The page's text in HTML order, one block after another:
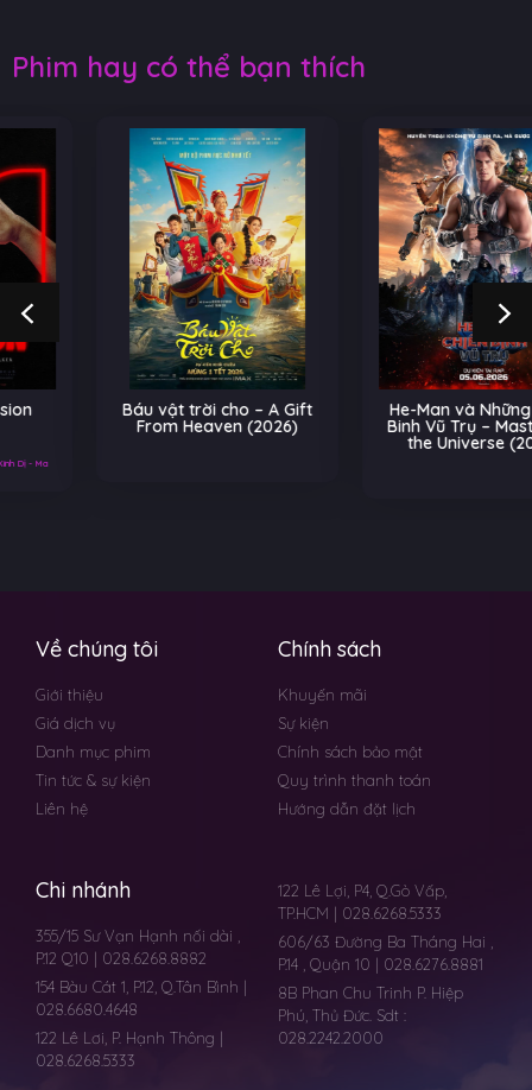
Phim hay có thể bạn thích
Báu vật trời cho – A Gift
From Heaven (2026)
He-Man và Những Chiến
Binh Vũ Trụ – Masters of
the Universe (2026)
Về chúng tôi
Giới thiệu
Giá dịch vụ
Danh mục phim
Tin tức & sự kiện
Liên hệ
Chính sách
Khuyến mãi
Sự kiện
Chính sách bảo mật
Quy trình thanh toán
Hướng dẫn đặt lịch
Chi nhánh
355/15 Sư Vạn Hạnh nối dài ,
P.12 Q10 | 028.6268.8882
154 Bàu Cát 1, P.12, Q.Tân Bình |
028.6680.4648
122 Lê Lơi, P. Hạnh Thông |
028.6268.5333
122 Lê Lợi, P4, Q.Gò Vấp,
TP.HCM | 028.6268.5333
606/63 Đường Ba Tháng Hai ,
P.14 , Quận 10 | 028.6276.8881
8B Phan Chu Trinh P. Hiệp
Phú, Thủ Đức. Sdt :
028.2242.2000